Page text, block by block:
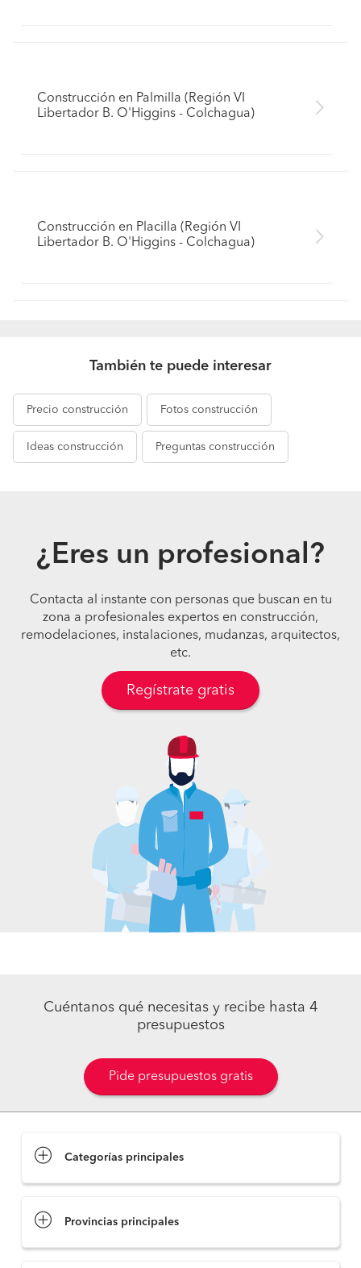
Construcción en Palmilla (Región VI
Libertador B. O'Higgins - Colchagua)
Construcción en Placilla (Región VI
Libertador B. O'Higgins - Colchagua)
También te puede interesar
Precio construcción Fotos construcción
Ideas construcción Preguntas construcción
¿Eres un profesional?
Contacta al instante con personas que buscan en tu
zona a profesionales expertos en construcción,
remodelaciones, instalaciones, mudanzas, arquitectos,
etc.
Regístrate gratis
Cuéntanos qué necesitas y recibe hasta 4
presupuestos
Pide presupuestos gratis
Categorías principales
Provincias principales